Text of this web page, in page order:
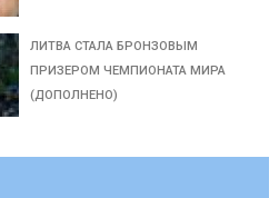
ЛИТВА СТАЛА БРОНЗОВЫМ
ПРИЗЕРОМ ЧЕМПИОНАТА МИРА
(ДОПОЛНЕНО)